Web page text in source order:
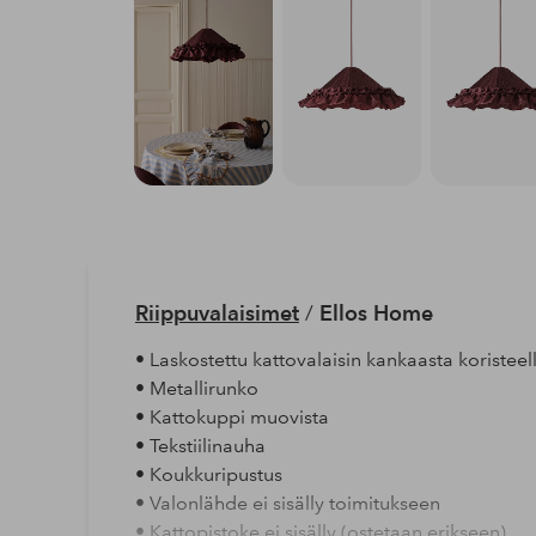
Riippuvalaisimet/ Ellos Home
• Laskostettu kattovalaisin kankaasta
• Metallirunko
• Kattokuppi muovista
• Tekstiilinauha
• Koukkuripustus
• Valonlähde ei sisälly toimitukseen